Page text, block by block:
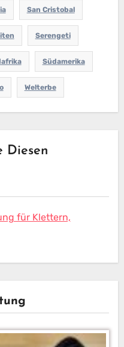
San Cristobal
Serengeti
Südamerika
Welterbe
Diesen